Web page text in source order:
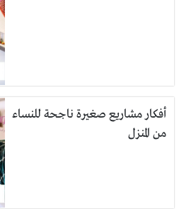
أفكار مشاريع صغيرة ناجحة للنساء
من المنزل